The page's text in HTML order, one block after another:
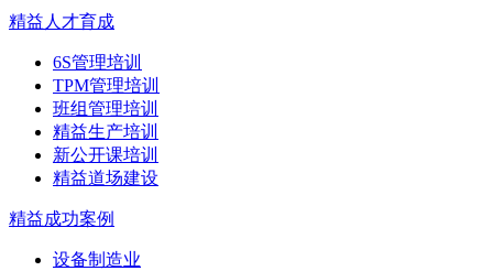
精益人才育成
6S管理培训
TPM管理培训
班组管理培训
精益生产培训
新公开课培训
精益道场建设
精益成功案例
设备制造业